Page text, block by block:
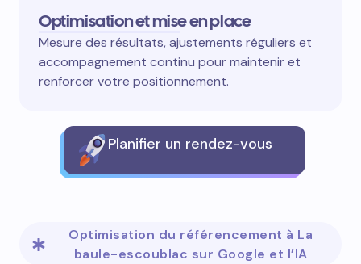
Optimisation et mise en place
Mesure des résultats, ajustements réguliers et
accompagnement continu pour maintenir et
renforcer votre positionnement.
Planifier un rendez-vous
Optimisation du référencement à La
baule-escoublac sur Google et l’IA